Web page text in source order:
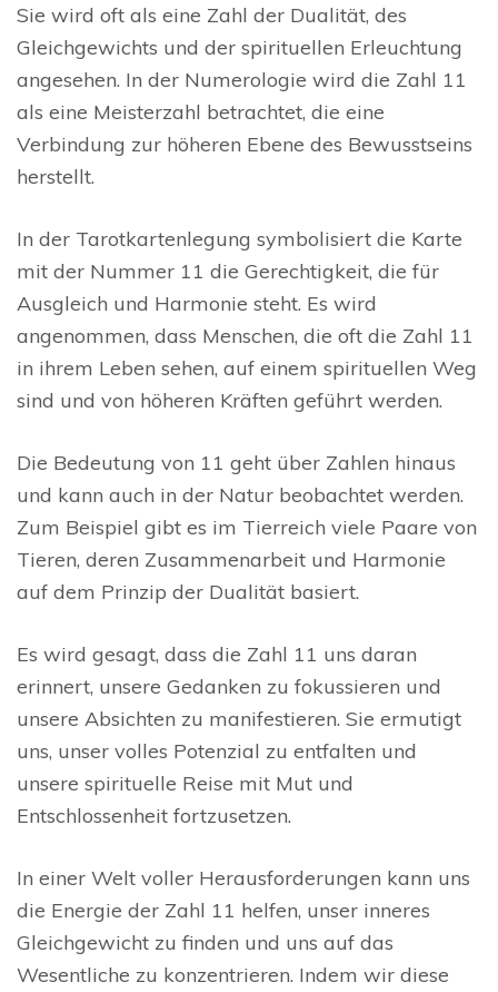
Sie wird oft als eine Zahl der Dualität, des
Gleichgewichts und der spirituellen Erleuchtung
angesehen. In der Numerologie wird die Zahl 11
als eine Meisterzahl betrachtet, die eine
Verbindung zur höheren Ebene des Bewusstseins
herstellt.
In der Tarotkartenlegung symbolisiert die Karte
mit der Nummer 11 die Gerechtigkeit, die für
Ausgleich und Harmonie steht. Es wird
angenommen, dass Menschen, die oft die Zahl 11
in ihrem Leben sehen, auf einem spirituellen Weg
sind und von höheren Kräften geführt werden.
Die Bedeutung von 11 geht über Zahlen hinaus
und kann auch in der Natur beobachtet werden.
Zum Beispiel gibt es im Tierreich viele Paare von
Tieren, deren Zusammenarbeit und Harmonie
auf dem Prinzip der Dualität basiert.
Es wird gesagt, dass die Zahl 11 uns daran
erinnert, unsere Gedanken zu fokussieren und
unsere Absichten zu manifestieren. Sie ermutigt
uns, unser volles Potenzial zu entfalten und
unsere spirituelle Reise mit Mut und
Entschlossenheit fortzusetzen.
In einer Welt voller Herausforderungen kann uns
die Energie der Zahl 11 helfen, unser inneres
Gleichgewicht zu finden und uns auf das
Wesentliche zu konzentrieren. Indem wir diese